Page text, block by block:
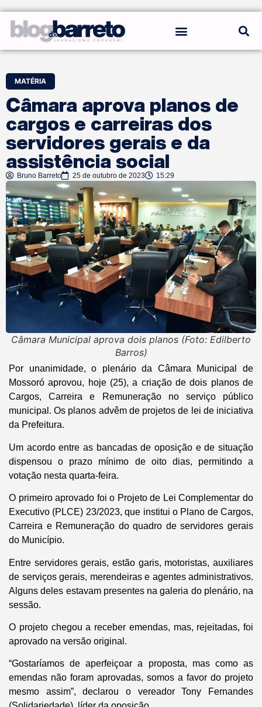
MATÉRIA
Câmara aprova planos de
cargos e carreiras dos
servidores gerais e da
assistência social
Bruno Barreto 25 de outubro de 2023 15:29
Câmara Municipal aprova dois planos (Foto: Edilberto
Barros)
Por unanimidade, o plenário da Câmara Municipal de
Mossoró aprovou, hoje (25), a criação de dois planos de
Cargos, Carreira e Remuneração no serviço público
municipal. Os planos advêm de projetos de lei de iniciativa
da Prefeitura.
Um acordo entre as bancadas de oposição e de situação
dispensou o prazo mínimo de oito dias, permitindo a
votação nesta quarta-feira.
O primeiro aprovado foi o Projeto de Lei Complementar do
Executivo (PLCE) 23/2023, que institui o Plano de Cargos,
Carreira e Remuneração do quadro de servidores gerais
do Município.
Entre servidores gerais, estão garis, motoristas, auxiliares
de serviços gerais, merendeiras e agentes administrativos.
Alguns deles estavam presentes na galeria do plenário, na
sessão.
O projeto chegou a receber emendas, mas, rejeitadas, foi
aprovado na versão original.
“Gostaríamos de aperfeiçoar a proposta, mas como as
emendas não foram aprovadas, somos a favor do projeto
mesmo assim”, declarou o vereador Tony Fernandes